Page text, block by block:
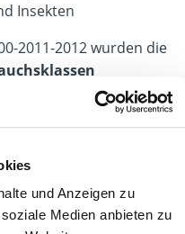
und Anzeigen zu
Medien anbieten zu
Insekten
2011-2012 wurden die